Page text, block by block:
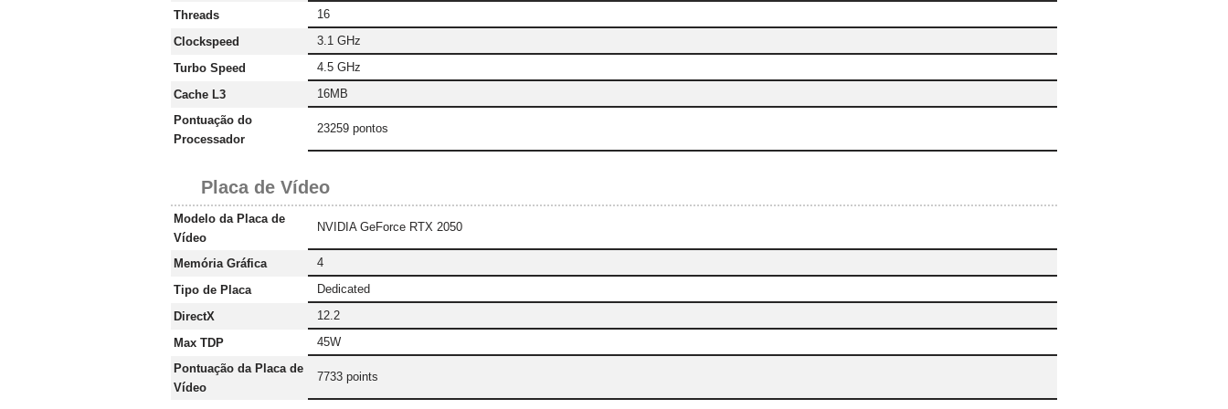
Threads
16
Clockspeed
3.1 GHz
Turbo Speed
4.5 GHz
Cache L3
16MB
Pontuação do
Processador
23259 pontos
Placa de Vídeo
Modelo da Placa de
Vídeo
NVIDIA GeForce RTX 2050
Memória Gráfica
4
Tipo de Placa
‎Dedicated
DirectX
12.2
Max TDP
45W
Pontuação da Placa de
Vídeo
7733 points